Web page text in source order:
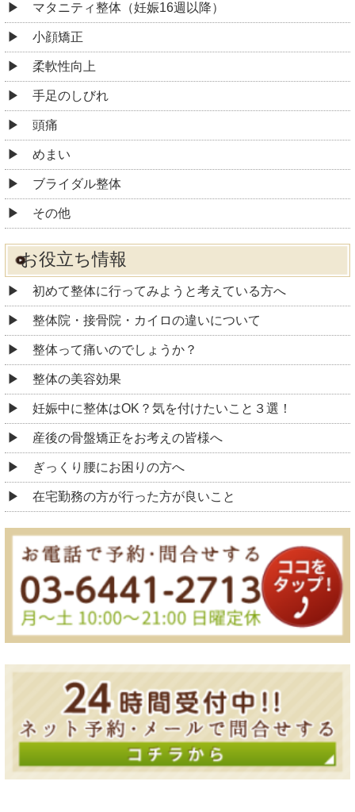
マタニティ整体（妊娠16週以降）
小顔矯正
柔軟性向上
手足のしびれ
頭痛
めまい
ブライダル整体
その他
お役立ち情報
初めて整体に行ってみようと考えている方へ
整体院・接骨院・カイロの違いについて
整体って痛いのでしょうか？
整体の美容効果
妊娠中に整体はOK？気を付けたいこと３選！
産後の骨盤矯正をお考えの皆様へ
ぎっくり腰にお困りの方へ
在宅勤務の方が行った方が良いこと